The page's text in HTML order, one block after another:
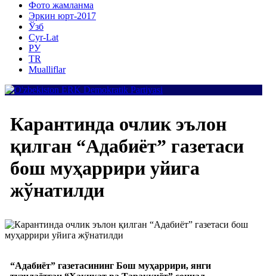
Фото жамланма
Эркин юрт-2017
Ўзб
Cyr-Lat
РУ
TR
Mualliflar
Карантинда очлик эълон
қилган “Адабиёт” газетаси
бош муҳаррири уйига
жўнатилди
“Адабиёт” газетасининг Бош муҳаррири, янги